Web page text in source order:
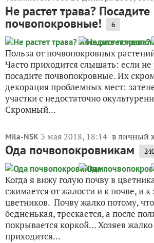
Не растет трава? Посадите
почвопокровные! 6
Польза от почвопокровных
Часто приходится слышать: если не
посадите почвопокровные. Их
декорация проблемных мест:
участки с недостаточно
Скромный...
Mila-NSK 3 мая 2018, 18:14 в личный
Ода почвопокровникам
Когда я вижу голую почву в
сжимается от жалости и к почве, и к
цветников. Почву жалко потому,
бедненькая, трескается, а после
покрывается коркой… Хозяев
приходится...